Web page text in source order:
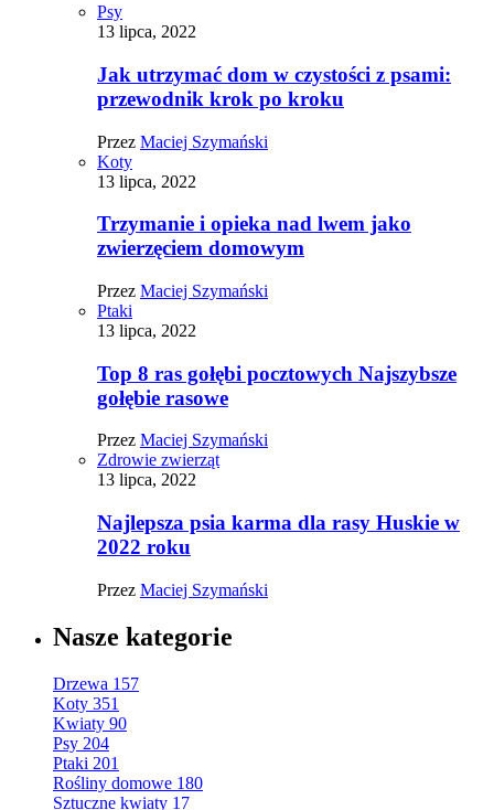
Psy
13 lipca, 2022
Jak utrzymać dom w czystości z psami:
przewodnik krok po kroku
Przez Maciej Szymański
Koty
13 lipca, 2022
Trzymanie i opieka nad lwem jako
zwierzęciem domowym
Przez Maciej Szymański
Ptaki
13 lipca, 2022
Top 8 ras gołębi pocztowych Najszybsze
gołębie rasowe
Przez Maciej Szymański
Zdrowie zwierząt
13 lipca, 2022
Najlepsza psia karma dla rasy Huskie w
2022 roku
Przez Maciej Szymański
Nasze kategorie
Drzewa 157
Koty 351
Kwiaty 90
Psy 204
Ptaki 201
Rośliny domowe 180
Sztuczne kwiaty 17